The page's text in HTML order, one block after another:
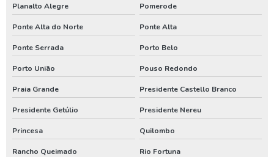
Assistencia de bomba de poço no parana
Conserto de poço artesiano em santa catarina
Conserto de poço artesiano no parana
Manutenção de bomba de poço em santa catarina
Planalto Alegre Pomerode
Ponte Alta do Norte Ponte Alta
Ponte Serrada Porto Belo
Porto União Pouso Redondo
Praia Grande Presidente Castello Branco
Presidente Getúlio Presidente Nereu
Princesa Quilombo
Rancho Queimado Rio Fortuna